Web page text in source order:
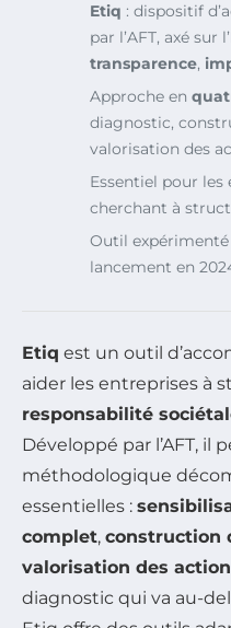
Etiq : dispositif
par l’AFT, axé sur l’
transparence,
Approche en
diagnostic,
valorisation des
Essentiel pour
cherchant à
Outil
lancement en
Etiq est un outil
aider les entreprises à
responsabilité
Développé par l’AFT, il
méthodologique
essentielles :
complet, construction
valorisation des
diagnostic qui va au-